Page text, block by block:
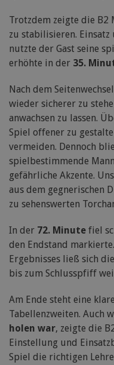
Trotzdem zeigte die B2
zu stabilisieren.
nutzte der Gast seine
erhöhte in der 35.
Nach dem
wieder sicherer zu
anwachsen zu lassen.
Spiel offener zu
vermeiden. Dennoch
spielbestimmende
gefährliche Akzente.
aus dem gegnerischen
zu sehenswerten
In der 72. Minute fiel
den Endstand
Ergebnisses ließ sich
bis zum Schlusspfiff
Am Ende steht eine
Tabellenzweiten. Auch
holen war, zeigte die
Einstellung und
Spiel die richtigen